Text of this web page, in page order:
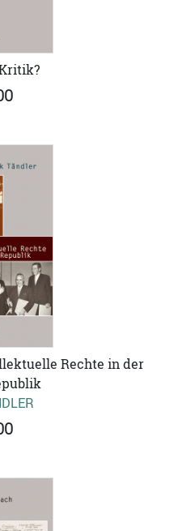
Rechte in der